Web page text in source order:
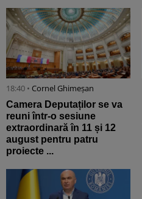
18:40 • Cornel Ghimeșan
Camera Deputaților se va
reuni într-o sesiune
extraordinară în 11 și 12
august pentru patru
proiecte ...